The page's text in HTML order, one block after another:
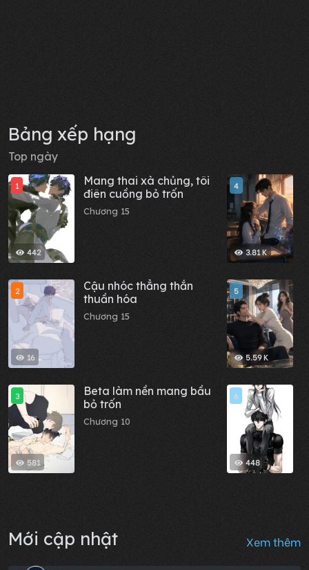
Bảng xếp hạng
Top ngày
442
1
Mang thai xà chủng, tôi
điên cuồng bỏ trốn
Chương 15
16
2
Cậu nhóc thẳng thắn
thuần hóa
Chương 15
581
3
Beta làm nền mang bầu
bỏ trốn
Chương 10
3.81 K
4
5.59 K
5
448
6
Mới cập nhật Xem thêm